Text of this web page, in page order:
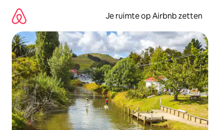
direct
naar
inhoud
Je ruimte op Airbnb zetten